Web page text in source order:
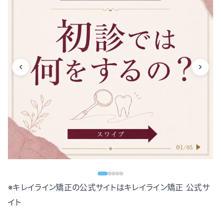
※キレイライン矯正の公式サイトはキレイライン矯正 公式サ
イト